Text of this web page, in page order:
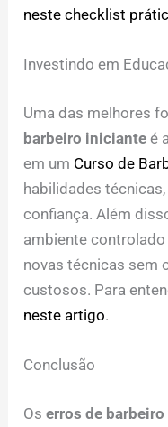
neste checklist
Investindo em
Uma das melhores
barbeiro iniciante é
em um Curso de
habilidades
confiança. Além
ambiente
novas técnicas sem
custosos. Para
neste artigo.
Conclusão
Oserros de